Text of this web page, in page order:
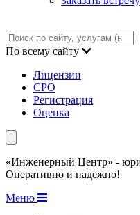
По всему сайту
Лицензии
СРО
Регистрация
Оценка
«Инженерный Центр» -
Оперативно и надежно!
Меню